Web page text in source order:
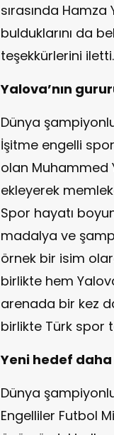
sırasında
bulduklarını da
teşekkürlerini iletti.
Yalova’nın
Dünya
İşitme engelli
olan Muhammed
ekleyerek
Spor hayatı
madalya ve
örnek bir isim
birlikte hem
arenada bir kez
birlikte Türk spor
Yeni hedef
Dünya
Engelliler Futbol